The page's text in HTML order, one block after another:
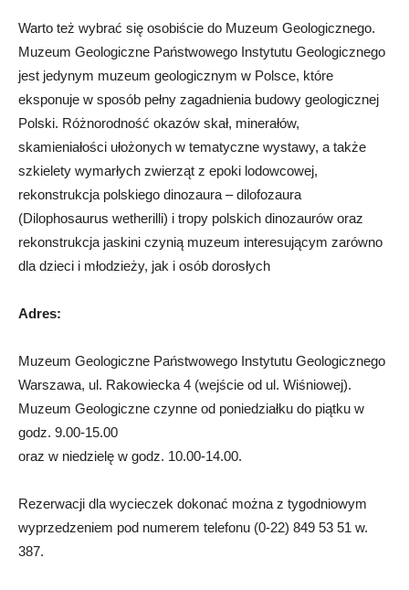
Warto też wybrać się osobiście do Muzeum Geologicznego.
Muzeum Geologiczne Państwowego Instytutu Geologicznego
jest jedynym muzeum geologicznym w Polsce, które
eksponuje w sposób pełny zagadnienia budowy geologicznej
Polski. Różnorodność okazów skał, minerałów,
skamieniałości ułożonych w tematyczne wystawy, a także
szkielety wymarłych zwierząt z epoki lodowcowej,
rekonstrukcja polskiego dinozaura – dilofozaura
(Dilophosaurus wetherilli) i tropy polskich dinozaurów oraz
rekonstrukcja jaskini czynią muzeum interesującym zarówno
dla dzieci i młodzieży, jak i osób dorosłych
Adres:
Muzeum Geologiczne Państwowego Instytutu Geologicznego
Warszawa, ul. Rakowiecka 4 (wejście od ul. Wiśniowej).
Muzeum Geologiczne czynne od poniedziałku do piątku w
godz. 9.00-15.00
oraz w niedzielę w godz. 10.00-14.00.
Rezerwacji dla wycieczek dokonać można z tygodniowym
wyprzedzeniem pod numerem telefonu (0-22) 849 53 51 w.
387.